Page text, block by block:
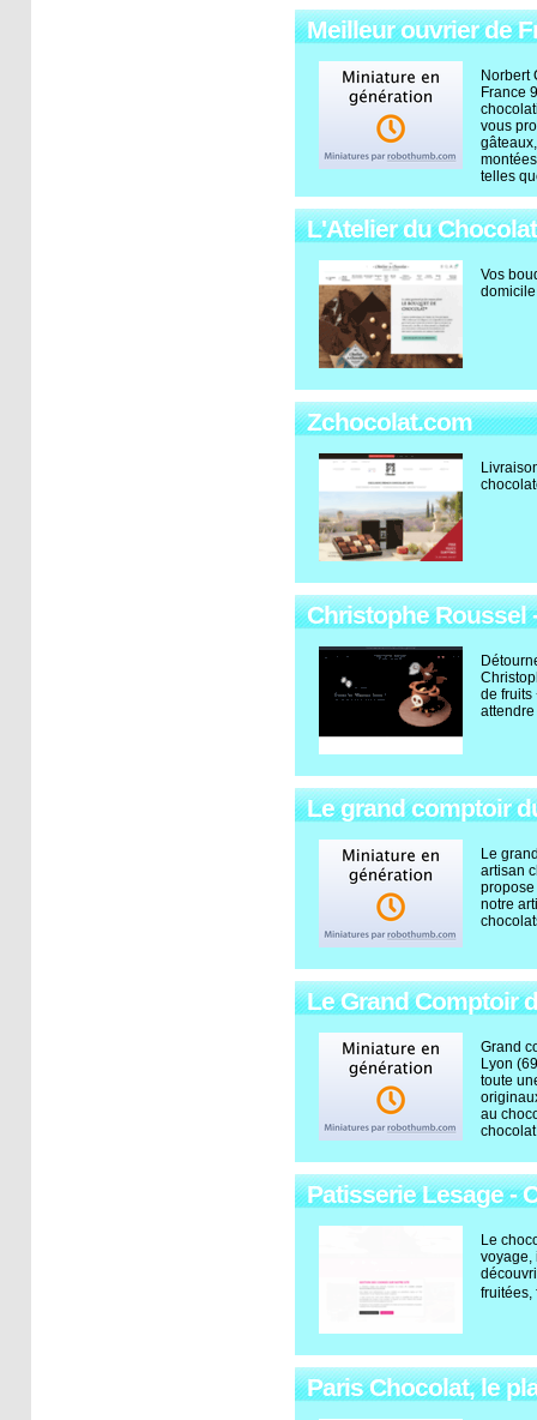
Meilleur ouvrier de
Norbert
France
vous
telles
L'Atelier du Chocolat
Vos
Zchocolat.com
Christophe Roussel
de fruits
attendre
Le grand comptoir
Le
artisan
notre
Le Grand Comptoir
Grand
Lyon
toute
au
Patisserie Lesage -
Le
voyage,
Paris Chocolat, le